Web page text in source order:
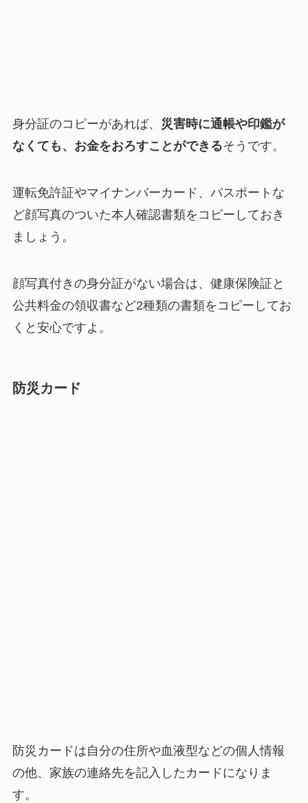
身分証のコピーがあれば、 災害時に通帳や印鑑が
なくても、お金をおろすことができるそうです。
運転免許証やマイナンバーカード、パスポートな
ど顔写真のついた本人確認書類をコピーしておき
ましょう。
顔写真付きの身分証がない場合は、健康保険証と
公共料金の領収書など2種類の書類をコピーしてお
くと安心ですよ。
防災カード
防災カードは自分の住所や血液型などの個人情報
の他、家族の連絡先を記入したカードになりま
す。